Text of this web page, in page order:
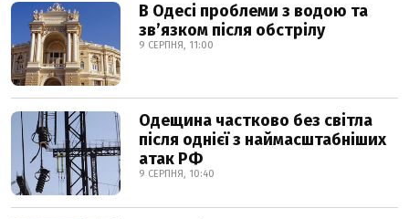
В Одесі проблеми з водою та
звʼязком після обстрілу
9 СЕРПНЯ, 11:00
Одещина частково без світла
після однієї з наймасштабніших
атак РФ
9 СЕРПНЯ, 10:40